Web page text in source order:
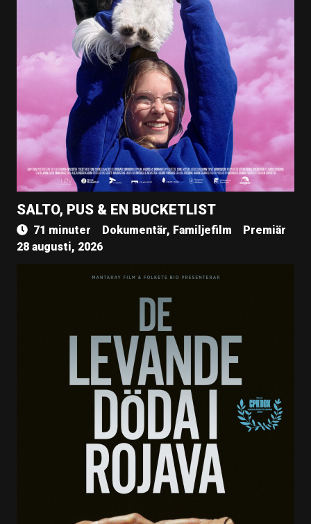
SALTO, PUS & EN BUCKETLIST
71 minuter Dokumentär, Familjefilm
Premiär
28 augusti, 2026